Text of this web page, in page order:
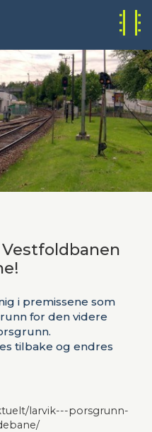
i premissene som
for den videre
tilbake og endres
larvik---porsgrunn-